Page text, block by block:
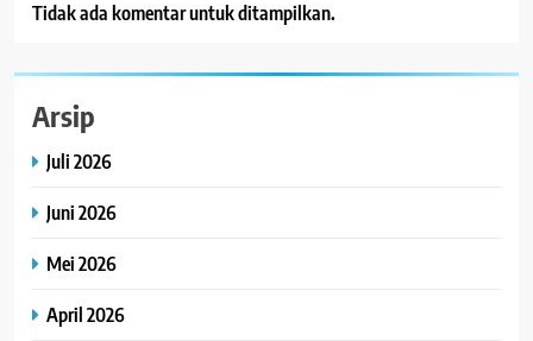
Tidak ada komentar untuk ditampilkan.
Arsip
Juli 2026
Juni 2026
Mei 2026
April 2026